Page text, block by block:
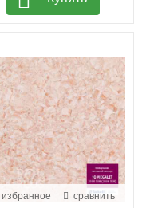
избранное сравнить